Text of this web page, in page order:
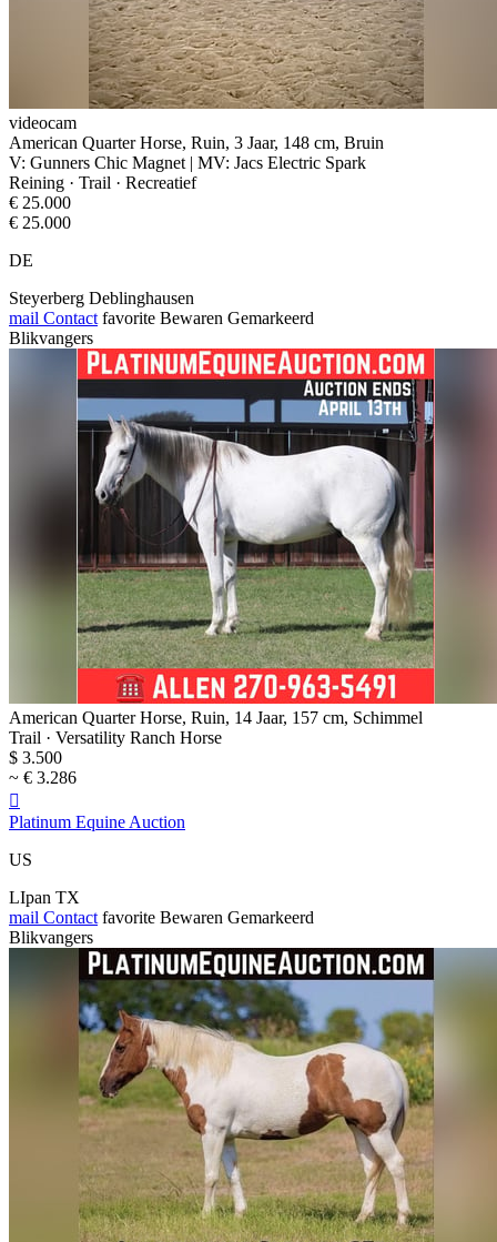
videocam
American Quarter Horse, Ruin, 3 Jaar, 148 cm, Bruin
V: Gunners Chic Magnet | MV: Jacs Electric Spark
Reining · Trail · Recreatief
€ 25.000
€ 25.000
DE
Steyerberg Deblinghausen
mail Contact favorite Bewaren Gemarkeerd
Blikvangers
American Quarter Horse, Ruin, 14 Jaar, 157 cm, Schimmel
Trail · Versatility Ranch Horse
$ 3.500
~ € 3.286

Platinum Equine Auction
US
LIpan TX
mail Contact favorite Bewaren Gemarkeerd
Blikvangers